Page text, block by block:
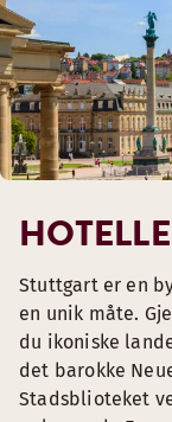
Stuttgart er en
en unik måte.
du ikoniske
det barokke
Stadsblioteket